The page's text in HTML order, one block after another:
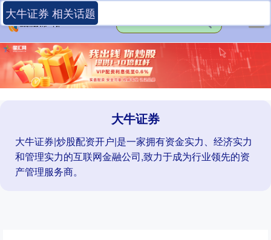
大牛证券
大牛证券|炒股配资开户|是一家拥有资金实力、经济实力
和管理实力的互联网金融公司,致力于成为行业领先的资
产管理服务商。
大牛证券 相关话题